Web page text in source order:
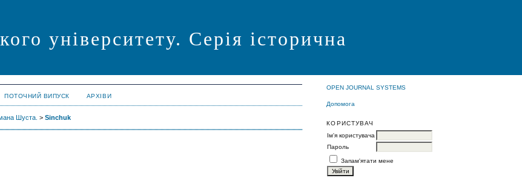
університету. Серія історична
OPEN JOURNAL SYSTEMS
Допомога
КОРИСТУВАЧ
Ім'я користувача
Пароль
Запам'ятати мене
ПОТОЧНИЙ ВИПУСК АРХІВИ
Шуста. >Sinchuk